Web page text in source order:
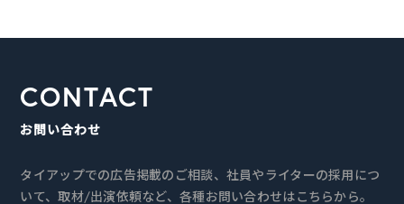
CONTACT
お問い合わせ
タイアップでの広告掲載のご相談、社員やライターの採用につ
いて、取材/出演依頼など、各種お問い合わせはこちらから。